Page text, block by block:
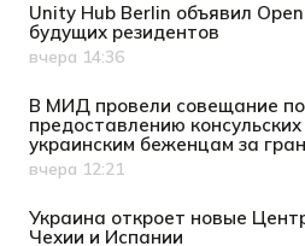
Unity Hub Berlin объявил
будущих резидентов
Дата публикации
вчера 14:36
В МИД провели совещание по
предоставлению консульских
украинским беженцам за
Дата публикации
вчера 12:21
Украина откроет новые
Чехии и Испании